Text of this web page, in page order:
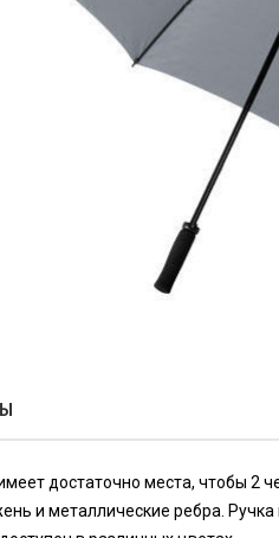
достаточно места, чтобы 2
и металлические ребра.